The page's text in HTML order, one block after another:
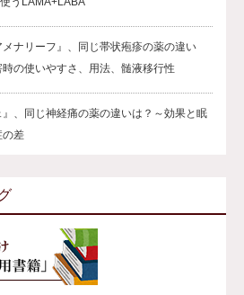
メナリーフ』、同じ帯状疱疹の薬の違い
の使いやすさ、用法、髄液移行性
』、同じ神経痛の薬の違いは？～効果と眠
の差